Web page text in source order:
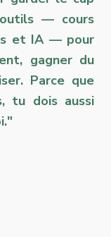
outils — cours
et IA — pour
gagner du
Parce que
tu dois aussi